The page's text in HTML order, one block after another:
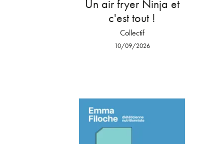
Un air fryer Ninja et
c'est tout !
Collectif
10/09/2026